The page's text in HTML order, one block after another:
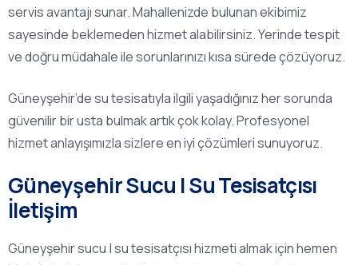
servis avantajı sunar. Mahallenizde bulunan ekibimiz
sayesinde beklemeden hizmet alabilirsiniz. Yerinde tespit
ve doğru müdahale ile sorunlarınızı kısa sürede çözüyoruz.
Güneyşehir’de su tesisatıyla ilgili yaşadığınız her sorunda
güvenilir bir usta bulmak artık çok kolay. Profesyonel
hizmet anlayışımızla sizlere en iyi çözümleri sunuyoruz.
Güneyşehir Sucu | Su Tesisatçısı
İletişim
Güneyşehir sucu | su tesisatçısı hizmeti almak için hemen